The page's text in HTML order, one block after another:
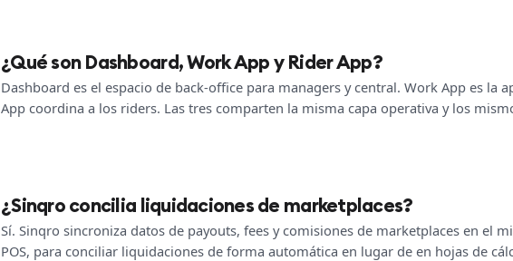
¿Qué son Dashboard, Work App y Rider App?
Dashboard es el espacio de back-office para managers y central. Work App es la
App coordina a los riders. Las tres comparten la misma capa operativa y los
¿Sinqro concilia liquidaciones de marketplaces?
Sí. Sinqro sincroniza datos de payouts, fees y comisiones de marketplaces en el
POS, para conciliar liquidaciones de forma automática en lugar de en hojas de